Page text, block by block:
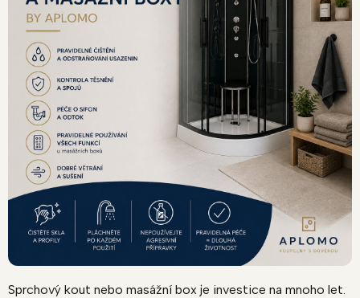
Sprchový kout nebo masážní box je investice na mnoho let.